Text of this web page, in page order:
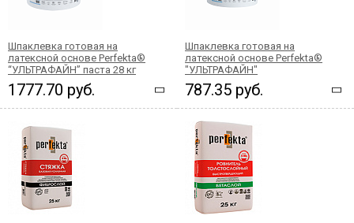
Шпаклевка готовая на
латексной основе Perfekta®
“УЛЬТРАФАЙН” паста 28 кг
1777.70 руб.
Шпаклевка готовая на
латексной основе Perfekta®
"УЛЬТРАФАЙН"
787.35 руб.